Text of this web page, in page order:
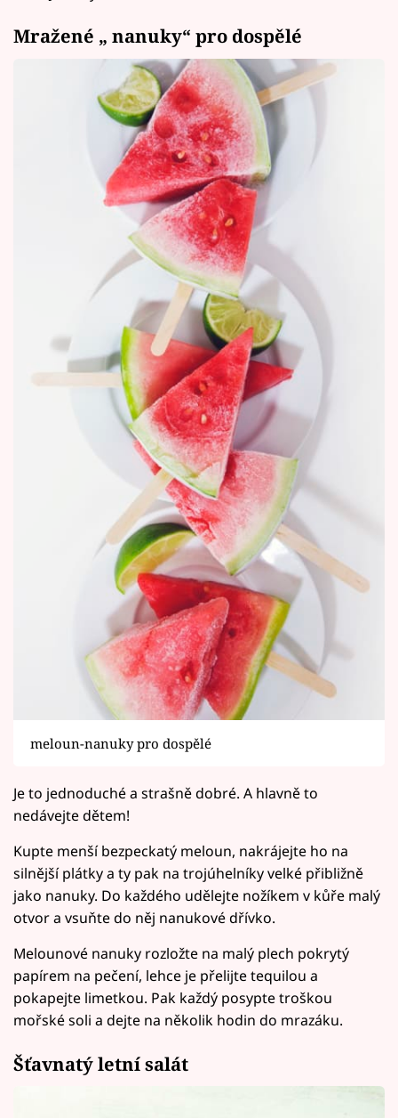
Mražené „ nanuky“ pro dospělé
meloun-nanuky pro dospělé
Je to jednoduché a strašně dobré. A hlavně to
nedávejte dětem!
Kupte menší bezpeckatý meloun, nakrájejte ho na
silnější plátky a ty pak na trojúhelníky velké přibližně
jako nanuky. Do každého udělejte nožíkem v kůře malý
otvor a vsuňte do něj nanukové dřívko.
Melounové nanuky rozložte na malý plech pokrytý
papírem na pečení, lehce je přelijte tequilou a
pokapejte limetkou. Pak každý posypte troškou
mořské soli a dejte na několik hodin do mrazáku.
Šťavnatý letní salát